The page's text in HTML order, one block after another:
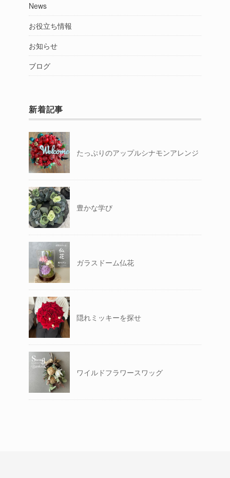
News
お役立ち情報
お知らせ
ブログ
新着記事
たっぷりのアップルシナモンアレンジ
豊かな学び
ガラスドーム仏花
隠れミッキーを探せ
ワイルドフラワースワッグ